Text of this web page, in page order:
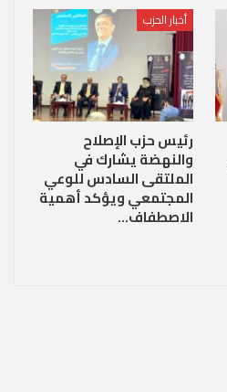
أخبار الحزب
رئيس حزب الإصلاح
والنهضة يشارك في
الملتقى السادس للوعي
المجتمعي ويؤكد أهمية
الاصطفاف…